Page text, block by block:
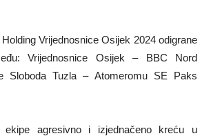
Vrijednosnice Osijek 2024 odigrane
Vrijednosnice Osijek – BBC Nord
Sloboda Tuzla – Atomeromu SE Paks
agresivno i izjednačeno kreću u